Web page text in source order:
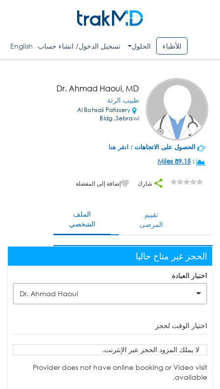
للأطباء الحلول تسجيل الدخول/ انشاء حساب English
Dr. Ahmad Haoui, MD
طبيب الرئة
Al Bohsali Patissery
Bldg.,Sebrawi
الحصول على الاتجاهات : انقر هنا
:
89.15 Miles
شارك إضافة إلى المفضلة
الملف
الشخصي
تقييم
المرضى
الحجز غير متاح حاليا
اختيار العيادة
Dr. Ahmad Haoui
اختيار الوقت لحجز
لا يملك المزود الحجز عبر الإنترنت.
Provider does not have online booking or Video visit
available.